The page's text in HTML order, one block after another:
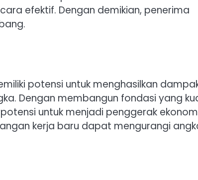
efektif. Dengan demikian, penerima
potensi untuk menghasilkan
Dengan membangun fondasi yang
untuk menjadi penggerak
kerja baru dapat mengurangi